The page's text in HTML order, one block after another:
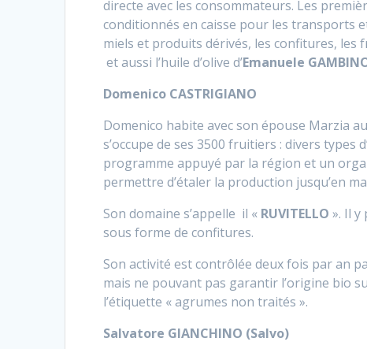
directe avec les consommateurs. Les
conditionnés en caisse pour les transports
miels et produits dérivés, les confitures, les
et aussi l’huile d’olive d’Emanuele
Domenico CASTRIGIANO
Domenico habite avec son épouse Marzia
s’occupe de ses 3500 fruitiers : divers
programme appuyé par la région et un
permettre d’étaler la production jusqu’en
Son domaine s’appelle il « RUVITELLO ». Il
sous forme de confitures.
Son activité est contrôlée deux fois par an
mais ne pouvant pas garantir l’origine bio
l’étiquette « agrumes non traités ».
Salvatore GIANCHINO (Salvo)